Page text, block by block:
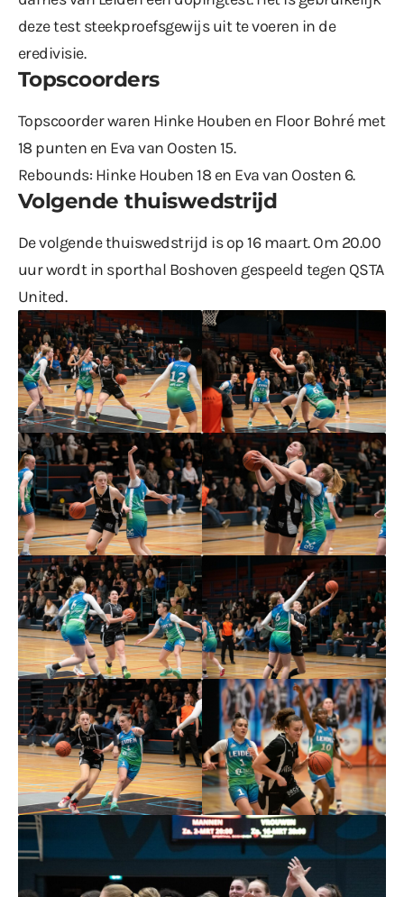
deze test steekproefsgewijs uit te voeren in de
eredivisie.
Topscoorders
Topscoorder waren Hinke Houben en Floor Bohré met
18 punten en Eva van Oosten 15.
Rebounds: Hinke Houben 18 en Eva van Oosten 6.
Volgende thuiswedstrijd
De volgende thuiswedstrijd is op 16 maart. Om 20.00
uur wordt in sporthal Boshoven gespeeld tegen QSTA
United.